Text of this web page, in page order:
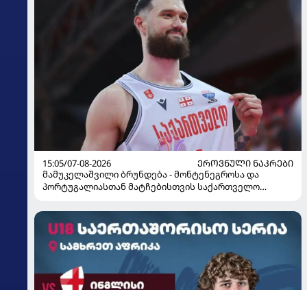
15:05/07-08-2026
ᲔᲠᲝᲕᲜᲣᲚᲘ ᲜᲐᲙᲠᲔᲑᲘ
მამუკელაშვილი ბრუნდება - მონტენეგროსა და
პორტუგალიასთან მატჩებისთვის საქართველო